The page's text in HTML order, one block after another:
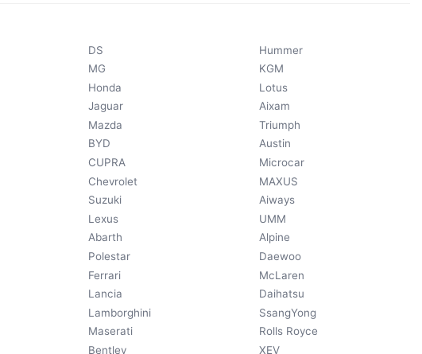
DS
MG
Honda
Jaguar
Mazda
BYD
CUPRA
Chevrolet
Suzuki
Lexus
Abarth
Polestar
Ferrari
Lancia
Lamborghini
Maserati
Bentley
Hummer
KGM
Lotus
Aixam
Triumph
Austin
Microcar
MAXUS
Aiways
UMM
Alpine
Daewoo
McLaren
Daihatsu
SsangYong
Rolls Royce
XEV